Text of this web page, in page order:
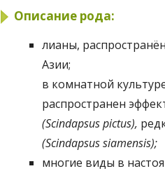
Описание рода:
лианы,
Азии;
в комнатной
распространен
(Scindapsus pictus),
(Scindapsus siamensis);
многие виды в